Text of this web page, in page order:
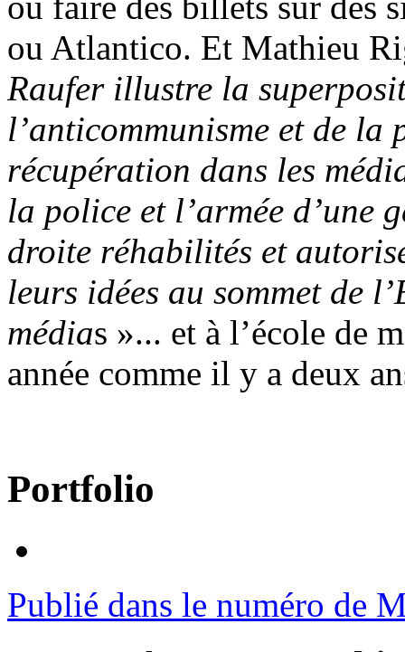
ou Atlantico. Et Mathieu
Raufer illustre la
l’anticommunisme et de la
récupération dans les
la police et l’armée d’une
droite réhabilités et
leurs idées au sommet de
médias »... et à l’école de
année comme il y a deux
Portfolio
Publié dans le numéro de